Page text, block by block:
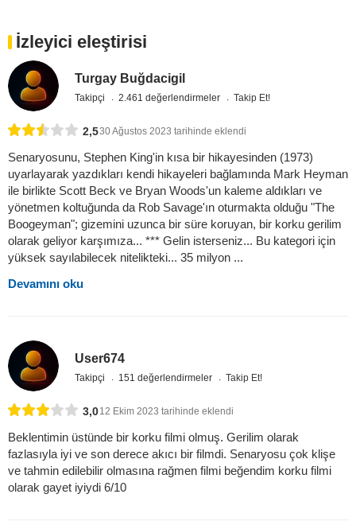
İzleyici eleştirisi
Turgay Buğdacigil
Takipçi 2.461 değerlendirmeler Takip Et!
2,530 Ağustos 2023 tarihinde eklendi
Senaryosunu, Stephen King'in kısa bir hikayesinden (1973)
uyarlayarak yazdıkları kendi hikayeleri bağlamında Mark Heyman
ile birlikte Scott Beck ve Bryan Woods'un kaleme aldıkları ve
yönetmen koltuğunda da Rob Savage'ın oturmakta olduğu "The
Boogeyman"; gizemini uzunca bir süre koruyan, bir korku gerilim
olarak geliyor karşımıza... *** Gelin isterseniz... Bu kategori için
yüksek sayılabilecek nitelikteki... 35 milyon ...
Devamını oku
User674
Takipçi 151 değerlendirmeler Takip Et!
3,012 Ekim 2023 tarihinde eklendi
Beklentimin üstünde bir korku filmi olmuş. Gerilim olarak
fazlasıyla iyi ve son derece akıcı bir filmdi. Senaryosu çok klişe
ve tahmin edilebilir olmasına rağmen filmi beğendim korku filmi
olarak gayet iyiydi 6/10